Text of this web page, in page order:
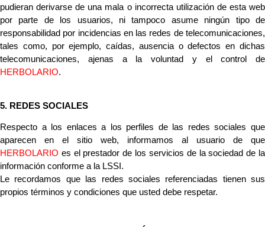
pudieran derivarse de una mala o incorrecta utilización de esta web
por parte de los usuarios, ni tampoco asume ningún tipo de
responsabilidad por incidencias en las redes de telecomunicaciones,
tales como, por ejemplo, caídas, ausencia o defectos en dichas
HERBOLARIO.
5. REDES SOCIALES
Respecto a los enlaces a los perfiles de las redes sociales que
HERBOLARIO es el prestador de los servicios de la sociedad de la
información conforme a la LSSI.
Le recordamos que las redes sociales referenciadas tienen sus
propios términos y condiciones que usted debe respetar.